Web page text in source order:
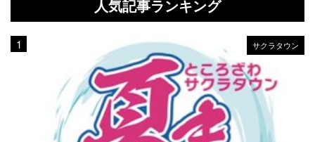
人気記事ランキング
サクラタウン